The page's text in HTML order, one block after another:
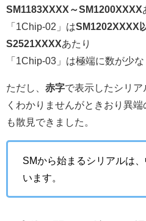
SM1183XXXX～SM1200XXXX
「1Chip-02」はSM1202XXXX
S2521XXXXあたり
「1Chip-03」は極端に数が少な
ただし、 赤字で表示したシリア
くわかりませんがときおり異
も散見できました。
SMから始まるシリアルは
います。